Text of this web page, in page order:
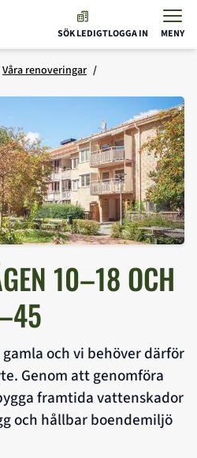
SÖK LEDIGTLOGGA IN MENY
Våra renoveringar
10–18 OCH
och vi behöver därför
Genom att genomföra
framtida vattenskador
och hållbar boendemiljö